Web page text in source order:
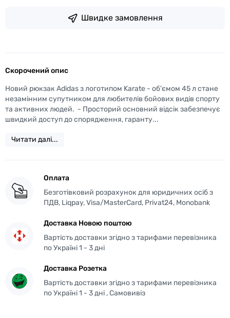
Швидке замовлення
Скорочений опис
Новий рюкзак Adidas з логотипом Karate - об'ємом 45 л стане
незамінним супутником для любителів бойових видів спорту
та активних людей. - Просторий основний відсік забезпечує
швидкий доступ до спорядження, гаранту...
Читати далі...
Оплата
Безготівковий розрахунок для юридичних осіб з
ПДВ, Liqpay, Visa/MasterCard, Privat24, Monobank
Доставка Новою поштою
Вартість доставки згідно з тарифами перевізника
по Україні 1 - 3 дні
Доставка Розетка
Вартість доставки згідно з тарифами перевізника
по Україні 1 - 3 дні , Самовивіз